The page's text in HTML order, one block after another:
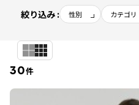
絞り込み : 性別 カテゴリ
30件